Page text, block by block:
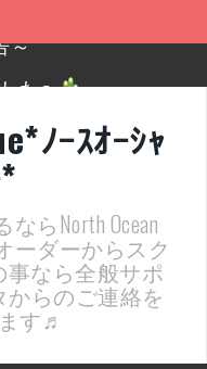
た〜
ーー！！！
・検定開催決定！
～
ﾉｰｽｵｰｼｬ
らNorth Ocean
ーダーからスク
事なら全般サポ
らのご連絡を
す♬